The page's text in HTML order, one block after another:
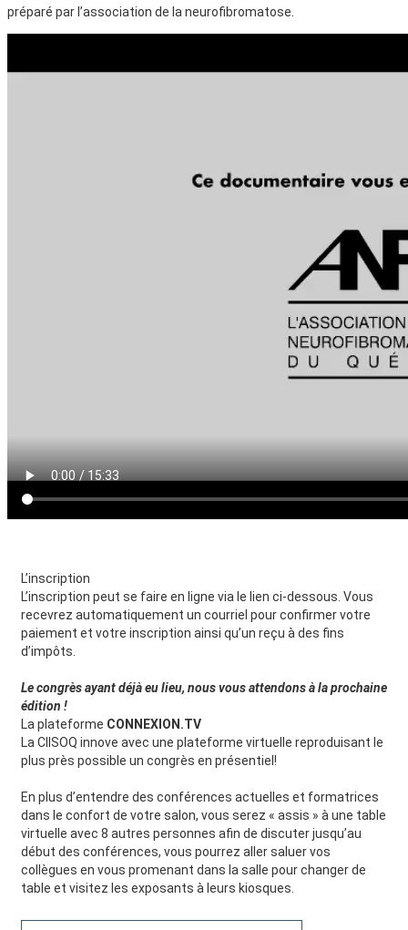
préparé par l’association de la neurofibromatose.
L’inscription
L’inscription peut se faire en ligne via le lien ci-dessous. Vous
recevrez automatiquement un courriel pour confirmer votre
paiement et votre inscription ainsi qu’un reçu à des fins
d’impôts.
Le congrès ayant déjà eu lieu, nous vous attendons à la prochaine
édition !
La plateforme CONNEXION.TV
La CIISOQ innove avec une plateforme virtuelle reproduisant le
plus près possible un congrès en présentiel!
En plus d’entendre des conférences actuelles et formatrices
dans le confort de votre salon, vous serez « assis » à une table
virtuelle avec 8 autres personnes afin de discuter jusqu’au
début des conférences, vous pourrez aller saluer vos
collègues en vous promenant dans la salle pour changer de
table et visitez les exposants à leurs kiosques.